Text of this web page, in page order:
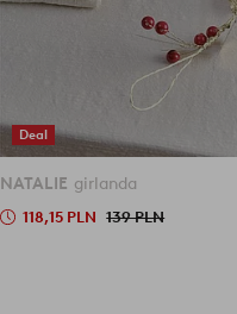
Deal
NATALIE girlanda
118,15 PLN 139 PLN